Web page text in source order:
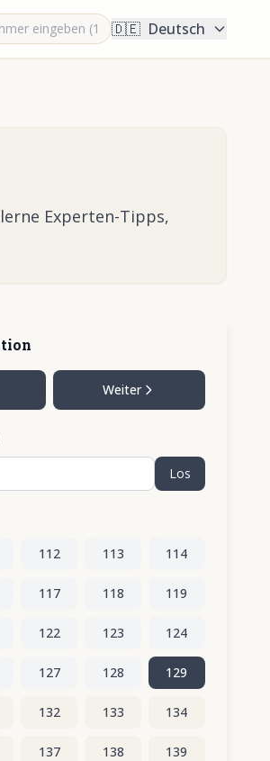
🇩🇪 Deutsch
Experten-Tipps,
Weiter
Los
112 113 114
117 118 119
122 123 124
127 128 129
132 133 134
137 138 139